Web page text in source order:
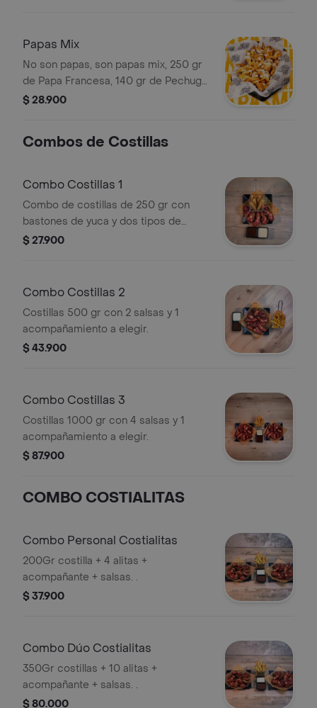
Papas Mix
No son papas, son papas mix, 250 gr
de Papa Francesa, 140 gr de Pechuga
de Pollo Apanada Crispy, Salsa Roja
$ 28.900
Combos de Costillas
Combo Costillas 1
Combo de costillas de 250 gr con
bastones de yuca y dos tipos de
salsa. Incluye un acompañamiento a
$ 27.900
Combo Costillas 2
Costillas 500 gr con 2 salsas y 1
acompañamiento a elegir.
$ 43.900
Combo Costillas 3
Costillas 1000 gr con 4 salsas y 1
acompañamiento a elegir.
$ 87.900
COMBO COSTIALITAS
Combo Personal Costialitas
200Gr costilla + 4 alitas +
acompañante + salsas. .
$ 37.900
Combo Dúo Costialitas
350Gr costillas + 10 alitas +
acompañante + salsas. .
$ 80.000